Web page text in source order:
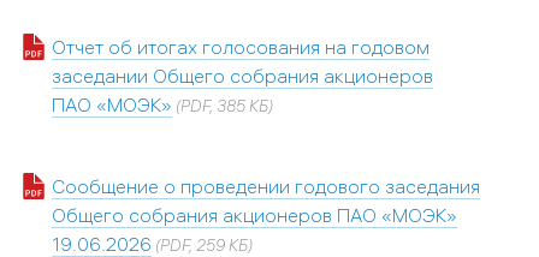
Отчет об итогах голосования на годовом
заседании Общего собрания акционеров
ПАО «МОЭК» (PDF, 385 КБ)
Сообщение о проведении годового заседания
Общего собрания акционеров ПАО «МОЭК»
19.06.2026 (PDF, 259 КБ)